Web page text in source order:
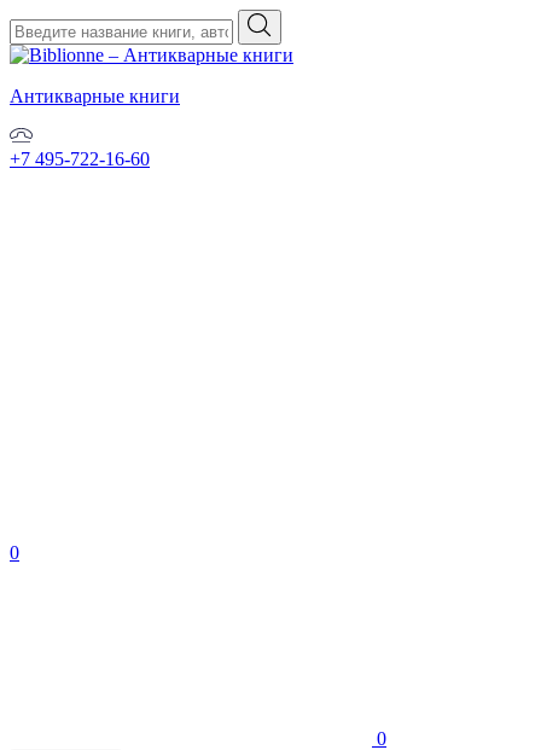
Антикварные книги
+7 495-722-16-60
0
0